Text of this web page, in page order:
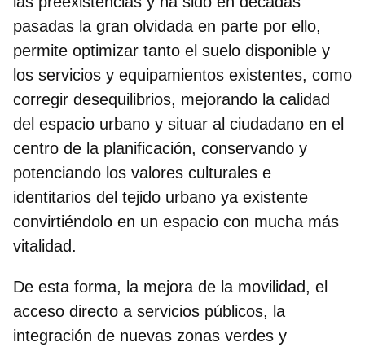
pasadas la gran olvidada en parte por ello,
permite optimizar tanto el suelo disponible y
los servicios y equipamientos existentes, como
corregir desequilibrios, mejorando la calidad
del espacio urbano y situar al ciudadano en el
centro de la planificación, conservando y
potenciando los valores culturales e
identitarios del tejido urbano ya existente
convirtiéndolo en un espacio con mucha más
vitalidad.
De esta forma, la mejora de la movilidad, el
acceso directo a servicios públicos, la
integración de nuevas zonas verdes y